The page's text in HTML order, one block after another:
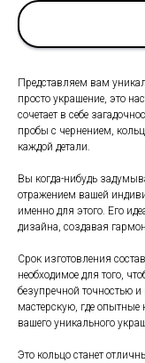
Представляем вам
просто украшение, это
сочетает в себе
пробы с чернением,
каждой детали.
Вы когда-нибудь
отражением вашей
именно для этого. Его
дизайна, создавая
Срок изготовления
необходимое для того,
безупречной точностью
мастерскую, где
вашего уникального
Это кольцо станет